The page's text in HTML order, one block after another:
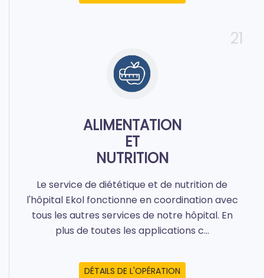
21
ALIMENTATION
ET
NUTRITION
Le service de diététique et de nutrition de
l'hôpital Ekol fonctionne en coordination avec
tous les autres services de notre hôpital. En
plus de toutes les applications c...
DÉTAILS DE L'OPÉRATION